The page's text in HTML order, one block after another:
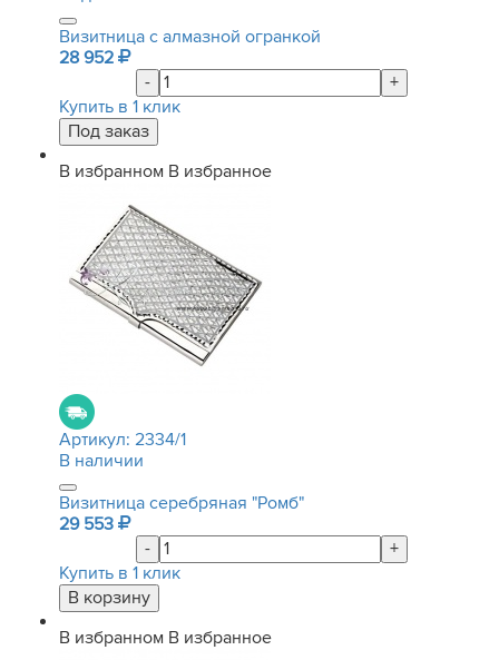
Визитница с алмазной огранкой
28 952
-
+
Купить в 1 клик
В избранном В избранное
Артикул: 2334/1
В наличии
Визитница серебряная "Ромб"
29 553
-
+
Купить в 1 клик
В избранном В избранное